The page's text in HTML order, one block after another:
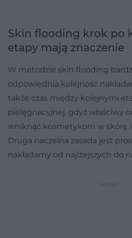
Skin flooding krok po
etapy mają znaczenie
W metodzie skin flooding
odpowiednia kolejność
także czas między kolejnymi
pielęgnacyjnej, gdyż właściwy
wniknąć kosmetykom w skórę i
Druga naczelna zasada jest
nakładamy od najlżejszych do